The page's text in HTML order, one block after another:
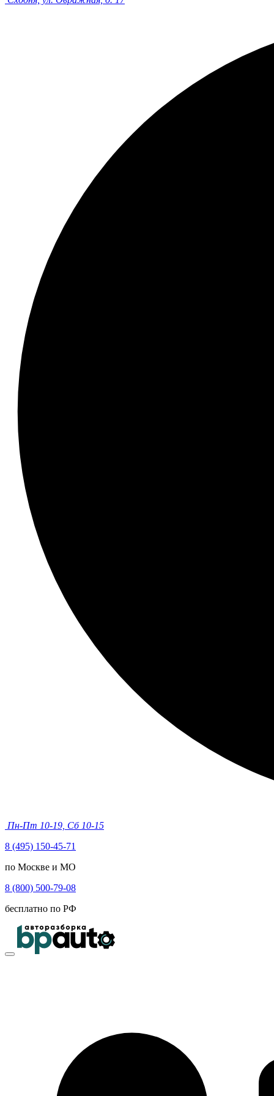
Пн-Пт 10-19, Сб 10-15
8 (495) 150-45-71
по Москве и МО
8 (800) 500-79-08
бесплатно по РФ